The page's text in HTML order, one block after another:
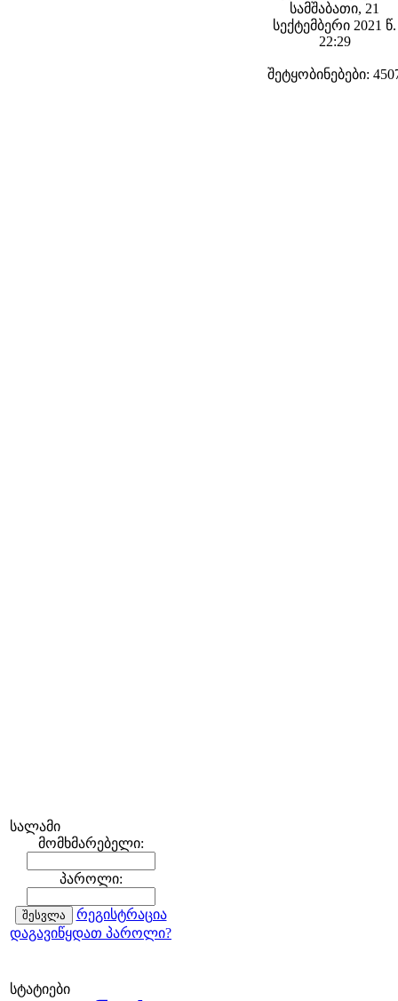
სალამი
მომხმარებელი:
პაროლი:
რეგისტრაცია
დაგავიწყდათ პაროლი?
სტატიები
სამშაბათი, 21
სექტემბერი 2021 წ.
22:29
შეტყობინებები: